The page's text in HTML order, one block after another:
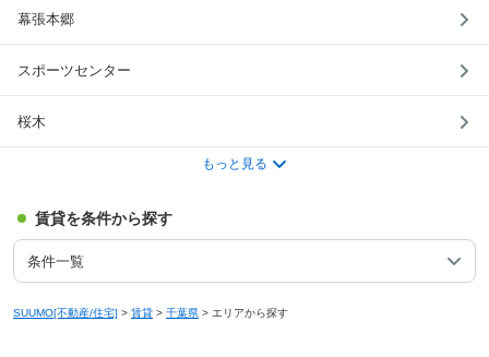
幕張本郷
スポーツセンター
桜木
もっと見る
賃貸を条件から探す
条件一覧
SUUMO[不動産/住宅] > 賃貸 > 千葉県 > エリアから探す